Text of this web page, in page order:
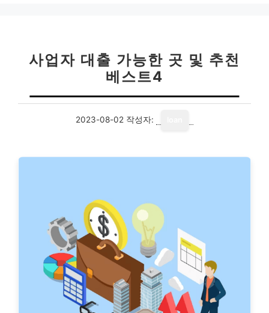
사업자 대출 가능한 곳 및 추천
베스트4
2023-08-02 작성자: